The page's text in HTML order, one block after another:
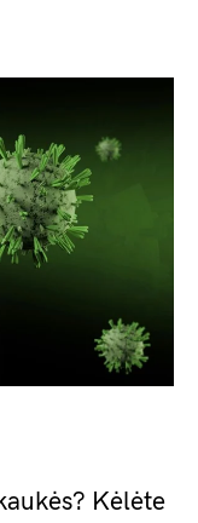
Kėlėte